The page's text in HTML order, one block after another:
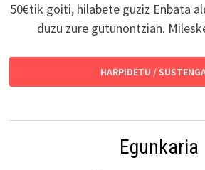
50€tik goiti, hilabete guziz Enbata
duzu zure gutunontzian.
HARPIDETU /
Egunkaria